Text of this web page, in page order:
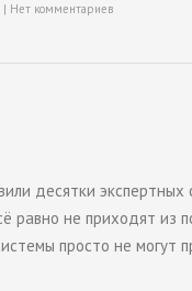
| Нет комментариев
десятки экспертных
равно не приходят из
просто не могут